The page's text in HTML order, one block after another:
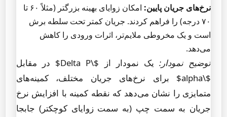
نرخ‌های جریان پایین:
امکان زوایای بهینه بزرگتر (مثلاً ۶۰ تا
۷۰ درجه) را فراهم کردند. جریان کمتر تحت سلطه برش
است و یک مخروطی ملایم‌تر، اثرات ورودی را کاهش
می‌دهد.
توضیح نمودار:
یک نمودار از $\Delta P$ در مقابل
$\alpha$ برای نرخ‌های جریان مختلف، کمینه‌های
متمایزی را نشان می‌دهد که نقطه کمینه با افزایش نرخ
جریان به سمت چپ (به سمت زوایای کوچکتر) جابجا